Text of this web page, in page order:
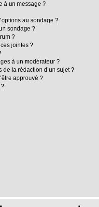
à un message ?
au sondage ?
sondage ?
?
jointes ?
à un modérateur ?
de la rédaction d’un sujet ?
approuvé ?
?